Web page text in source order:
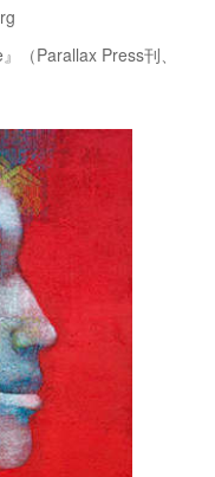
（Parallax Press刊、